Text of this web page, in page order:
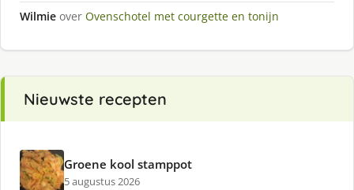
Wilmie over Ovenschotel met courgette en tonijn
Nieuwste recepten
Groene kool stamppot
5 augustus 2026